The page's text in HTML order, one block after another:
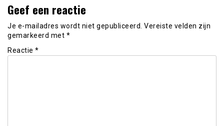
Geef een reactie
Je e-mailadres wordt niet gepubliceerd. Vereiste velden zijn
gemarkeerd met *
Reactie *